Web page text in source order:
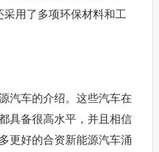
用了多项环保材料和工
汽车的介绍。这些汽车在
具备很高水平，并且相信
更好的合资新能源汽车涌